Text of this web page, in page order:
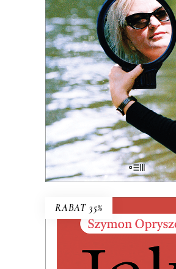
Jerzym Morawskim)
dokumentalnychChłopaki
Serce z węgla, czy
zabarwieniu erotycznym–
życie wsłuchiwała się w
których Polska
pozostawiła na
58.50zł 38.03
KSIĄŻKA DO
RABAT 35%